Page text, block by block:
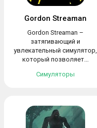
Gordon Streaman
Gordon Streaman –
затягивающий и
увлекательный симулятор,
который позволяет...
Симуляторы